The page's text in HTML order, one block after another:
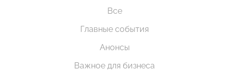
Все
Главные события
Анонсы
Важное для бизнеса